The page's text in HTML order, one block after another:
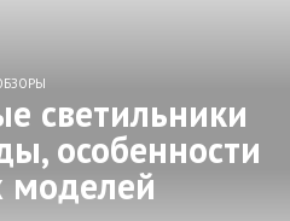
светильники
особенности
моделей